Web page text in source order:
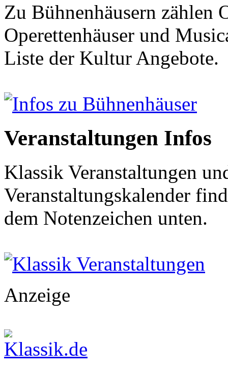
Zu Bühnenhäusern zählen
Operettenhäuser und
Liste der Kultur Angebote.
Infos zu Bühnenhäuser
Veranstaltungen Infos
Klassik Veranstaltungen
Veranstaltungskalender
dem Notenzeichen unten.
Klassik Veranstaltungen
Anzeige